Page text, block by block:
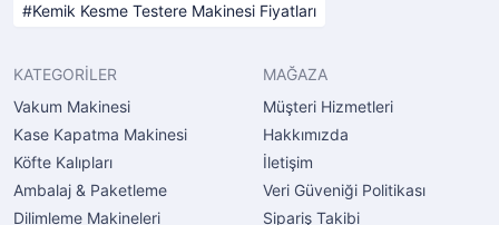
Kemik Kesme Testere Makinesi Fiyatları
KATEGORİLER
Vakum Makinesi
Kase Kapatma Makinesi
Köfte Kalıpları
Ambalaj & Paketleme
Dilimleme Makineleri
MAĞAZA
Müşteri Hizmetleri
Hakkımızda
İletişim
Veri Güveniği Politikası
Sipariş Takibi